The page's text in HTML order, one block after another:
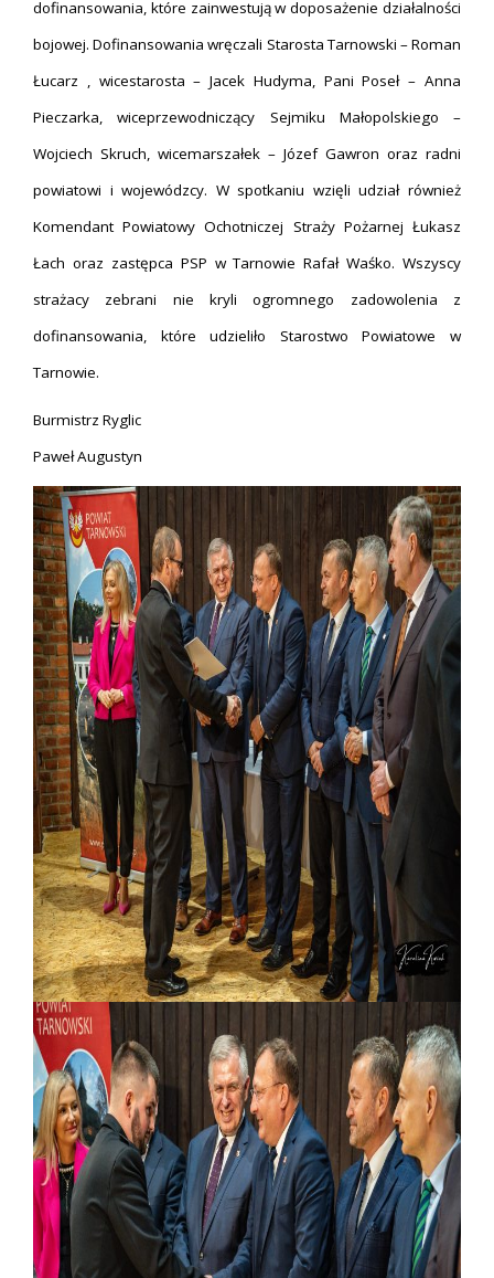
dofinansowania, które zainwestują w doposażenie działalności
bojowej. Dofinansowania wręczali Starosta Tarnowski – Roman
Łucarz , wicestarosta – Jacek Hudyma, Pani Poseł – Anna
Pieczarka, wiceprzewodniczący Sejmiku Małopolskiego –
Wojciech Skruch, wicemarszałek – Józef Gawron oraz radni
powiatowi i wojewódzcy. W spotkaniu wzięli udział również
Komendant Powiatowy Ochotniczej Straży Pożarnej Łukasz
Łach oraz zastępca PSP w Tarnowie Rafał Waśko. Wszyscy
strażacy zebrani nie kryli ogromnego zadowolenia z
dofinansowania, które udzieliło Starostwo Powiatowe w
Tarnowie.
Burmistrz Ryglic
Paweł Augustyn